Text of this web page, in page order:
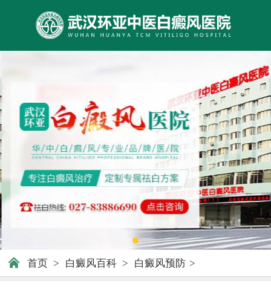
首页 > 白癜风百科 > 白癜风预防 >